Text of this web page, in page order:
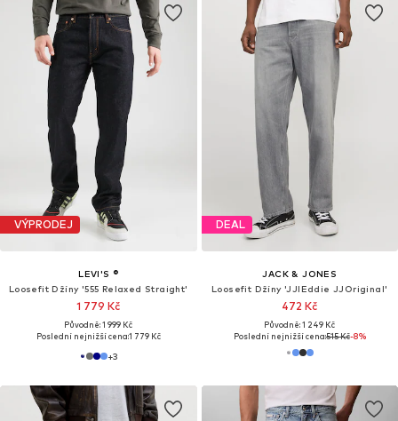
VÝPRODEJ
LEVI'S ®
Loosefit Džíny '555 Relaxed Straight'
1 779 Kč
Původně: 1 999 Kč
Poslední nejnižší cena:1 779 Kč
+3
DEAL
JACK & JONES
Loosefit Džíny 'JJIEddie JJOriginal'
472 Kč
Původně: 1 249 Kč
Poslední nejnižší cena:515 Kč-8%